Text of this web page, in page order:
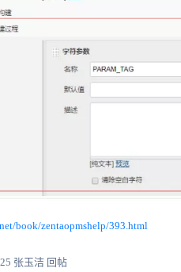
book/zentaopmshelp/393.html
张玉洁 回帖